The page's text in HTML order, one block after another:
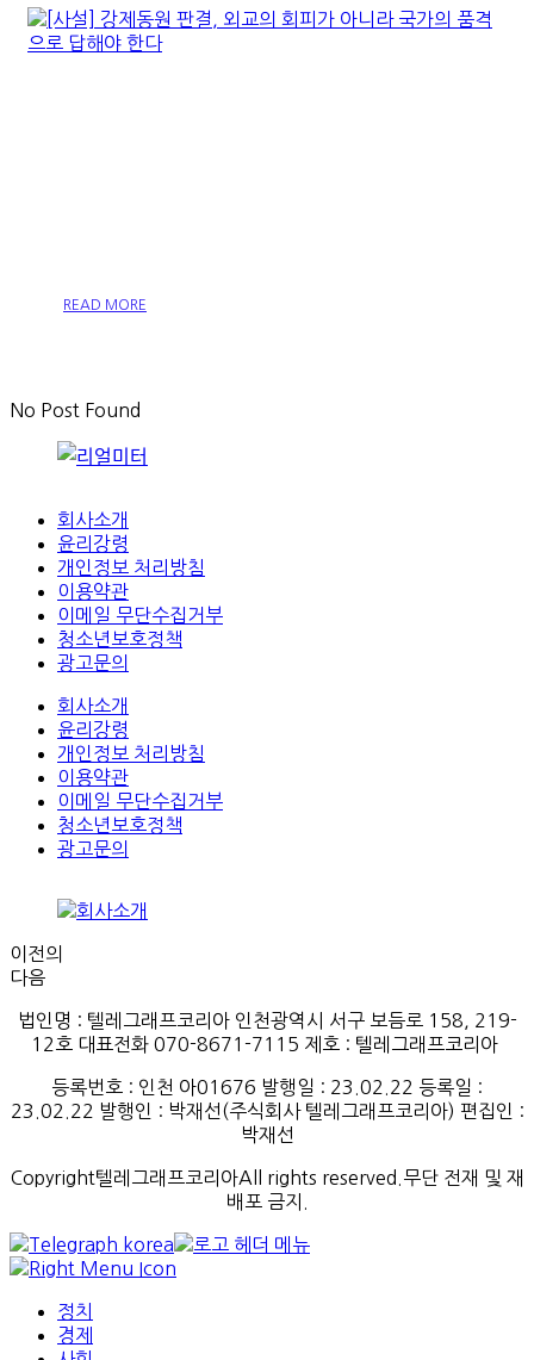
READ MORE
No Post Found
회사소개
윤리강령
개인정보 처리방침
이용약관
이메일 무단수집거부
청소년보호정책
광고문의
회사소개
윤리강령
개인정보 처리방침
이용약관
이메일 무단수집거부
청소년보호정책
광고문의
이전의
다음
법인명 : 텔레그래프코리아 인천광역시 서구 보듬로 158, 219-
12호 대표전화 070-8671-7115 제호 : 텔레그래프코리아
등록번호 : 인천 아01676 발행일 : 23.02.22 등록일 :
23.02.22 발행인 : 박재선(주식회사텔레그래프코리아) 편집인 :
박재선
Copyright텔레그래프코리아All rights reserved.무단 전재 및 재
배포 금지.
정치
경제